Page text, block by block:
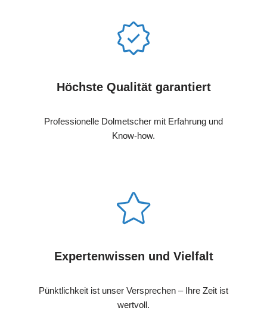
Höchste Qualität garantiert
Professionelle Dolmetscher mit Erfahrung und
Know-how.
Expertenwissen und Vielfalt
Pünktlichkeit ist unser Versprechen – Ihre Zeit ist
wertvoll.